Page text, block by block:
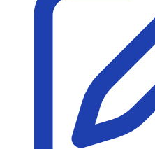
Молодіжні лідери
Ветерани УТОГ
Мережа УТОГ
Підприємства УТОГ
Рекорди УТОГ
Видання УТОГ
Звіти